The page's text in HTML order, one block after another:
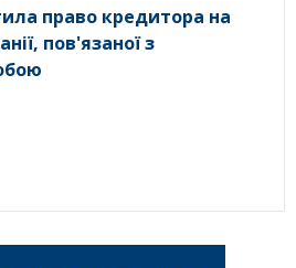
право кредитора на
пов'язаної з